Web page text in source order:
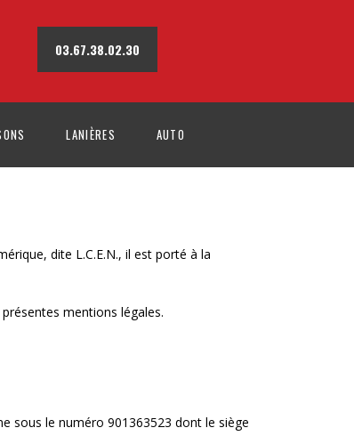
03.67.38.02.30
LANIÈRES AUTO
dite L.C.E.N., il est porté à la
mentions légales.
sous le numéro 901363523 dont le siège